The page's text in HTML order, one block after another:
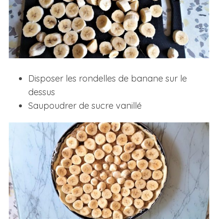
Disposer les rondelles de banane sur le
dessus
Saupoudrer de sucre vanillé